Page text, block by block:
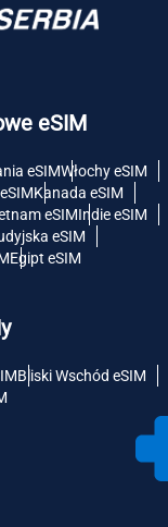
eSIM
eSIMWłochy eSIM
Kanada eSIM
eSIMIndie eSIM
eSIM
Egipt eSIM
Bliski Wschód eSIM